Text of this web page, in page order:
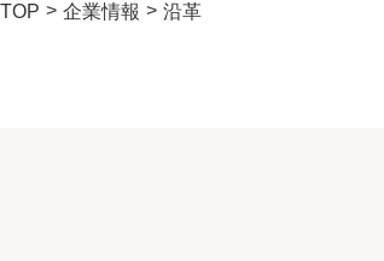
TOP 企業情報 沿革